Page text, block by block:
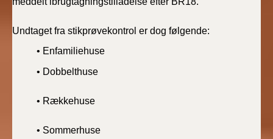
Undtaget fra stikprøvekontrol er dog følgende:
• Enfamiliehuse
• Dobbelthuse
• Rækkehuse
• Sommerhuse